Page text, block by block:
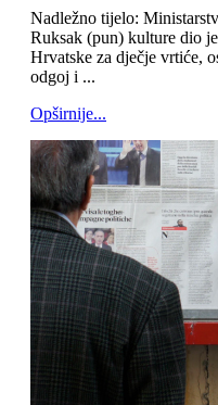
Nadležno tijelo:
Ruksak (pun) kulture dio
Hrvatske za dječje vrtiće,
odgoj i ...
Opširnije...